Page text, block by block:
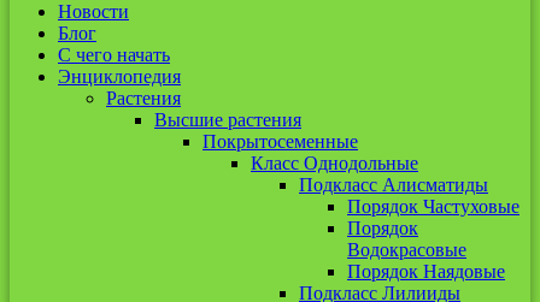
Новости
Блог
С чего начать
Энциклопедия
Растения
Высшие растения
Покрытосеменные
Класс Однодольные
Подкласс Алисматиды
Порядок Частуховые
Порядок
Водокрасовые
Порядок Наядовые
Подкласс Лилииды